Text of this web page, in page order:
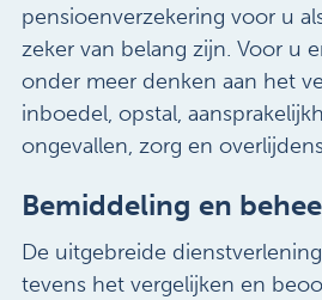
pensioenverzekering voor u
zeker van belang zijn. Voor u
onder meer denken aan het
inboedel, opstal,
ongevallen, zorg en
Bemiddeling en
De uitgebreide
tevens het vergelijken en